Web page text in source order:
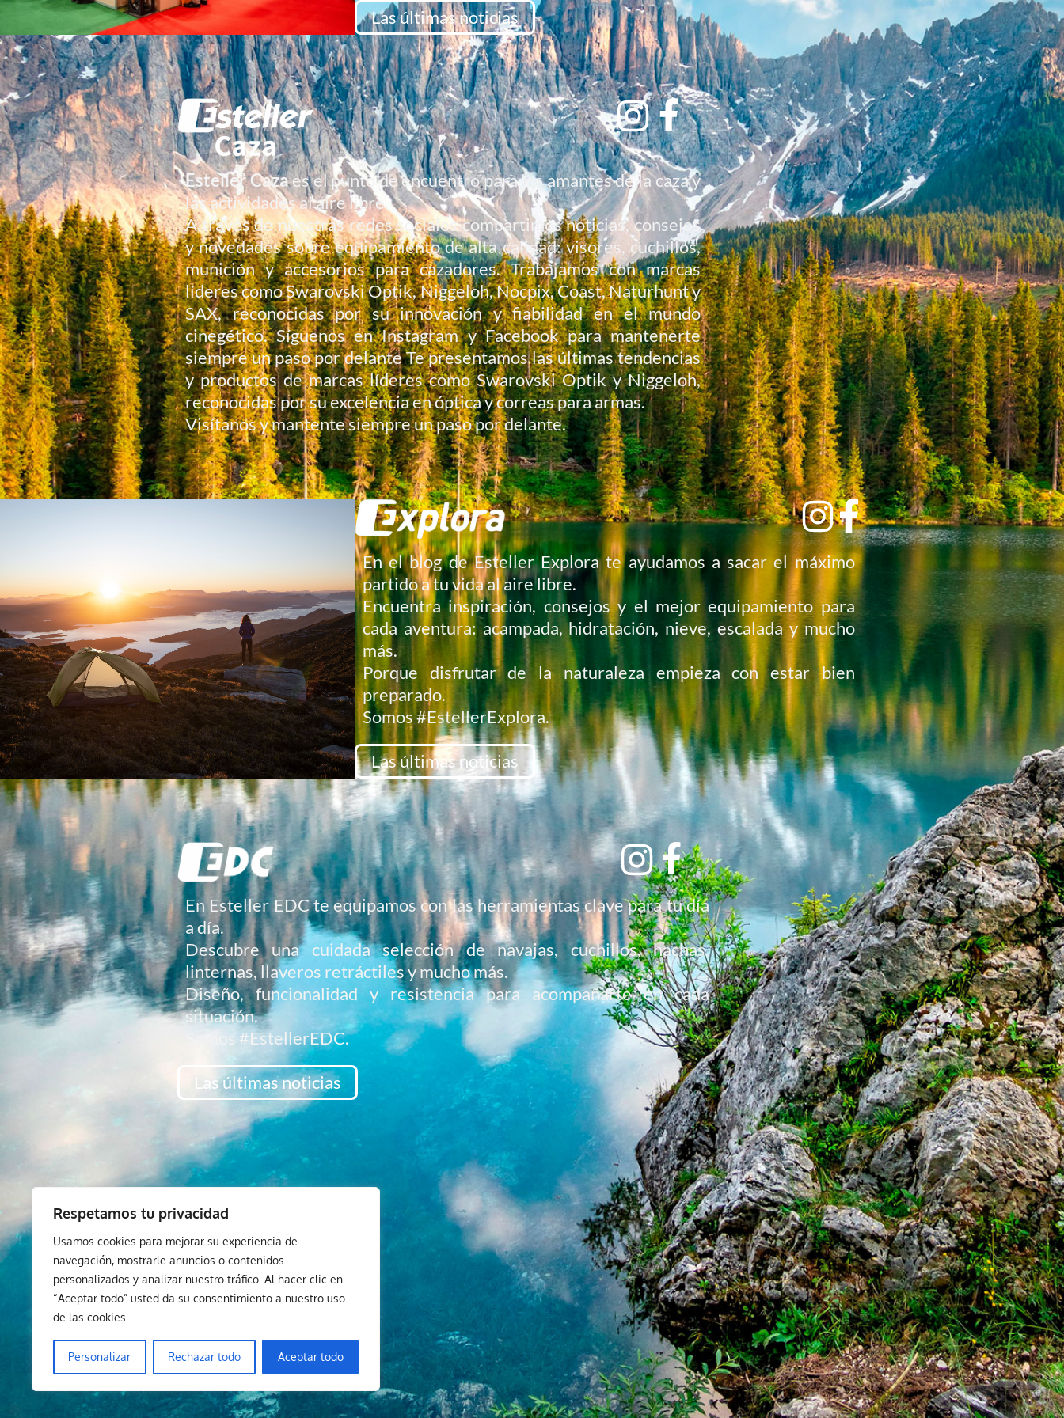
Respetamos tu privacidad
Usamos cookies para mejorar su experiencia de
navegación, mostrarle anuncios o contenidos
personalizados y analizar nuestro tráfico. Al hacer clic en
“Aceptar todo” usted da su consentimiento a nuestro uso
de las cookies.
Personalizar Rechazar todo Aceptar todo
Las últimas noticias
Esteller Cazaes el punto de encuentro para los amantes de la caza y
las actividades al aire libre.
A través de nuestras redes sociales compartimos noticias, consejos
y novedades sobre equipamiento de alta calidad: visores, cuchillos,
munición y accesorios para cazadores. Trabajamos con marcas
líderes como Swarovski Optik, Niggeloh, Nocpix, Coast, Naturhunt y
SAX, reconocidas por su innovación y fiabilidad en el mundo
cinegético. Síguenos en Instagram y Facebook para mantenerte
siempre un paso por delante Te presentamos las últimas tendencias
y productos de marcas líderes como Swarovski Optik y Niggeloh,
reconocidas por su excelencia en óptica y correas para armas.
Visítanos y mantente siempre un paso por delante.
En el blog de Esteller Explora te ayudamos a sacar el máximo
partido a tu vida al aire libre.
Encuentra inspiración, consejos y el mejor equipamiento para
cada aventura: acampada, hidratación, nieve, escalada y mucho
más.
Porque disfrutar de la naturaleza empieza con estar bien
preparado.
Somos #EstellerExplora.
Las últimas noticias
En Esteller EDC te equipamos con las herramientas clave para tu día
a día.
Descubre una cuidada selección de navajas, cuchillos, hachas,
linternas, llaveros retráctiles y mucho más.
Diseño, funcionalidad y resistencia para acompañarte en cada
situación.
Somos #EstellerEDC.
Las últimas noticias